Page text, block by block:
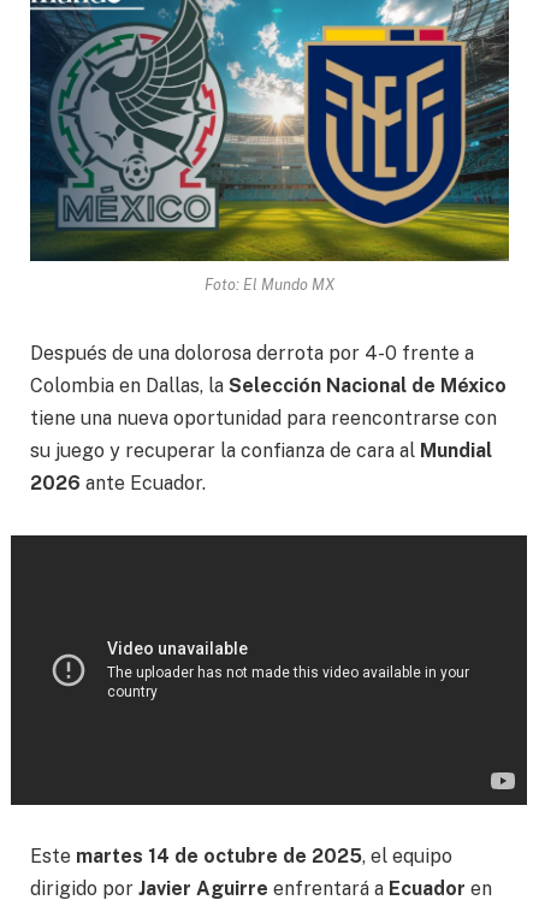
Foto: El Mundo MX
Después de una dolorosa derrota por 4-0 frente a
Colombia en Dallas, la Selección Nacional de México
tiene una nueva oportunidad para reencontrarse con
su juego y recuperar la confianza de cara al Mundial
2026 ante Ecuador.
Este martes 14 de octubre de 2025, el equipo
dirigido por Javier Aguirre enfrentará a Ecuador en